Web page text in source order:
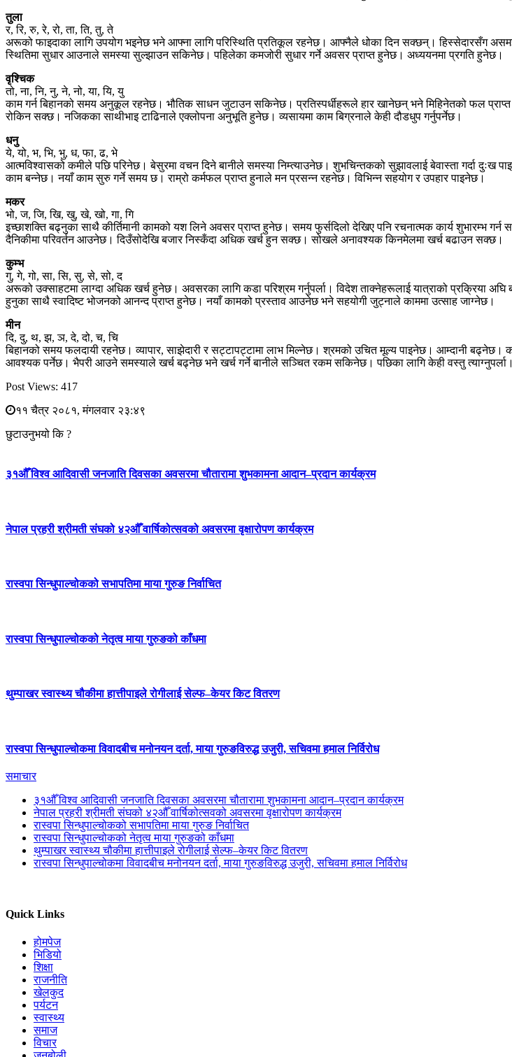
तुला
र, रि, रु, रे, रो, ता, ति, तु, ते
अरूको फाइदाका लागि उपयोग भइनेछ भने आफ्ना लागि परिस्थिति प्रतिकूल रहनेछ। आफ्नैले धोका दिन सक्छन्। हिस्सेदारसँग
स्थितिमा सुधार आउनाले समस्या सुल्झाउन सकिनेछ। पहिलेका कमजोरी सुधार गर्ने अवसर प्राप्त हुनेछ। अध्ययनमा प्रगति हुनेछ।
वृश्चिक
तो, ना, नि, नु, ने, नो, या, यि, यु
काम गर्न बिहानको समय अनुकूल रहनेछ। भौतिक साधन जुटाउन सकिनेछ। प्रतिस्पर्धीहरूले हार खानेछन् भने मिहिनेतको फल
रोकिन सक्छ। नजिकका साथीभाइ टाढिनाले एक्लोपना अनुभूति हुनेछ। व्यसायमा काम बिग्रनाले केही दौडधुप गर्नुपर्नेछ।
धनु
ये, यो, भ, भि, भु, ध, फा, ढ, भे
आत्मविश्वासको कमीले पछि परिनेछ। बेसुरमा वचन दिने बानीले समस्या निम्त्याउनेछ। शुभचिन्तकको सुझावलाई बेवास्ता गर्दा दुःख
काम बन्नेछ। नयाँ काम सुरु गर्ने समय छ। राम्रो कर्मफल प्राप्त हुनाले मन प्रसन्न रहनेछ। विभिन्न सहयोग र उपहार पाइनेछ।
मकर
भो, ज, जि, खि, खु, खे, खो, गा, गि
इच्छाशक्ति बढ्नुका साथै कीर्तिमानी कामको यश लिने अवसर प्राप्त हुनेछ। समय फुर्सदिलो देखिए पनि रचनात्मक कार्य शुभारम्भ
दैनिकीमा परिवर्तन आउनेछ। दिउँसोदेखि बजार निस्कँदा अधिक खर्च हुन सक्छ। सोखले अनावश्यक किनमेलमा खर्च बढाउन सक्छ।
कुम्भ
गु, गे, गो, सा, सि, सु, से, सो, द
अरूको उक्साहटमा लाग्दा अधिक खर्च हुनेछ। अवसरका लागि कडा परिश्रम गर्नुपर्ला। विदेश ताक्नेहरूलाई यात्राको
हुनुका साथै स्वादिष्ट भोजनको आनन्द प्राप्त हुनेछ। नयाँ कामको प्रस्ताव आउनेछ भने सहयोगी जुट्नाले काममा उत्साह जाग्नेछ।
मीन
दि, दु, थ, झ, ञ, दे, दो, च, चि
बिहानको समय फलदायी रहनेछ। व्यापार, साझेदारी र सट्टापट्टामा लाभ मिल्नेछ। श्रमको उचित मूल्य पाइनेछ। आम्दानी बढ्नेछ।
आवश्यक पर्नेछ। भैपरी आउने समस्याले खर्च बढ्नेछ भने खर्च गर्ने बानीले सञ्चित रकम सकिनेछ। पछिका लागि केही वस्तु त्याग्नुपर्ला।
Post Views: 417
११ चैत्र २०८१, मंगलवार २३:४९
छुटाउनुभयो कि ?
३१औँ विश्व आदिवासी जनजाति दिवसका अवसरमा चौतारामा शुभकामना आदान–प्रदान कार्यक्रम
नेपाल प्रहरी श्रीमती संघको ४२औँ वार्षिकोत्सवको अवसरमा वृक्षारोपण कार्यक्रम
रास्वपा सिन्धुपाल्चोकको सभापतिमा माया गुरुङ निर्वाचित
रास्वपा सिन्धुपाल्चोकको नेतृत्व माया गुरुङको काँधमा
थुम्पाखर स्वास्थ्य चौकीमा हात्तीपाइले रोगीलाई सेल्फ–केयर किट वितरण
रास्वपा सिन्धुपाल्चोकमा विवादबीच मनोनयन दर्ता, माया गुरुङविरुद्ध उजुरी, सचिवमा हमाल निर्विरोध
समाचार
३१औँ विश्व आदिवासी जनजाति दिवसका अवसरमा चौतारामा शुभकामना आदान–प्रदान कार्यक्रम
नेपाल प्रहरी श्रीमती संघको ४२औँ वार्षिकोत्सवको अवसरमा वृक्षारोपण कार्यक्रम
रास्वपा सिन्धुपाल्चोकको सभापतिमा माया गुरुङ निर्वाचित
रास्वपा सिन्धुपाल्चोकको नेतृत्व माया गुरुङको काँधमा
थुम्पाखर स्वास्थ्य चौकीमा हात्तीपाइले रोगीलाई सेल्फ–केयर किट वितरण
रास्वपा सिन्धुपाल्चोकमा विवादबीच मनोनयन दर्ता, माया गुरुङविरुद्ध उजुरी, सचिवमा हमाल निर्विरोध
Quick Links
होमपेज
भिडियो
शिक्षा
राजनीति
खेलकुद
पर्यटन
स्वास्थ्य
समाज
विचार